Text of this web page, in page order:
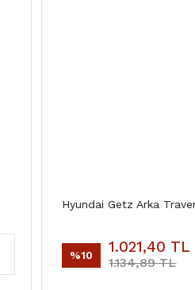
Hyundai Getz Arka
%10 1.021,40 TL
1.134,89 TL